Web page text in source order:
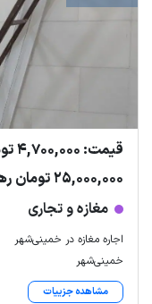
قیمت: 4,700,000 تومان اجاره
25,000,000 تومان رهن
مغازه و تجاری
اجاره مغازه در خمینی‌شهر
خمینی‌شهر
مشاهده جزییات